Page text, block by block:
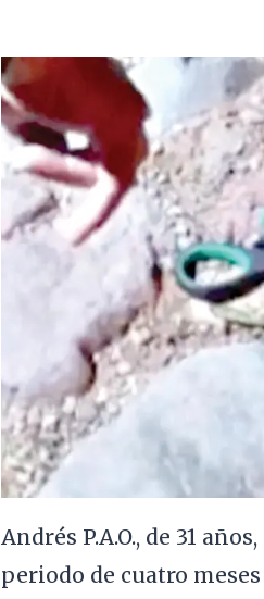
Andrés P.A.O., de 31
periodo de cuatro